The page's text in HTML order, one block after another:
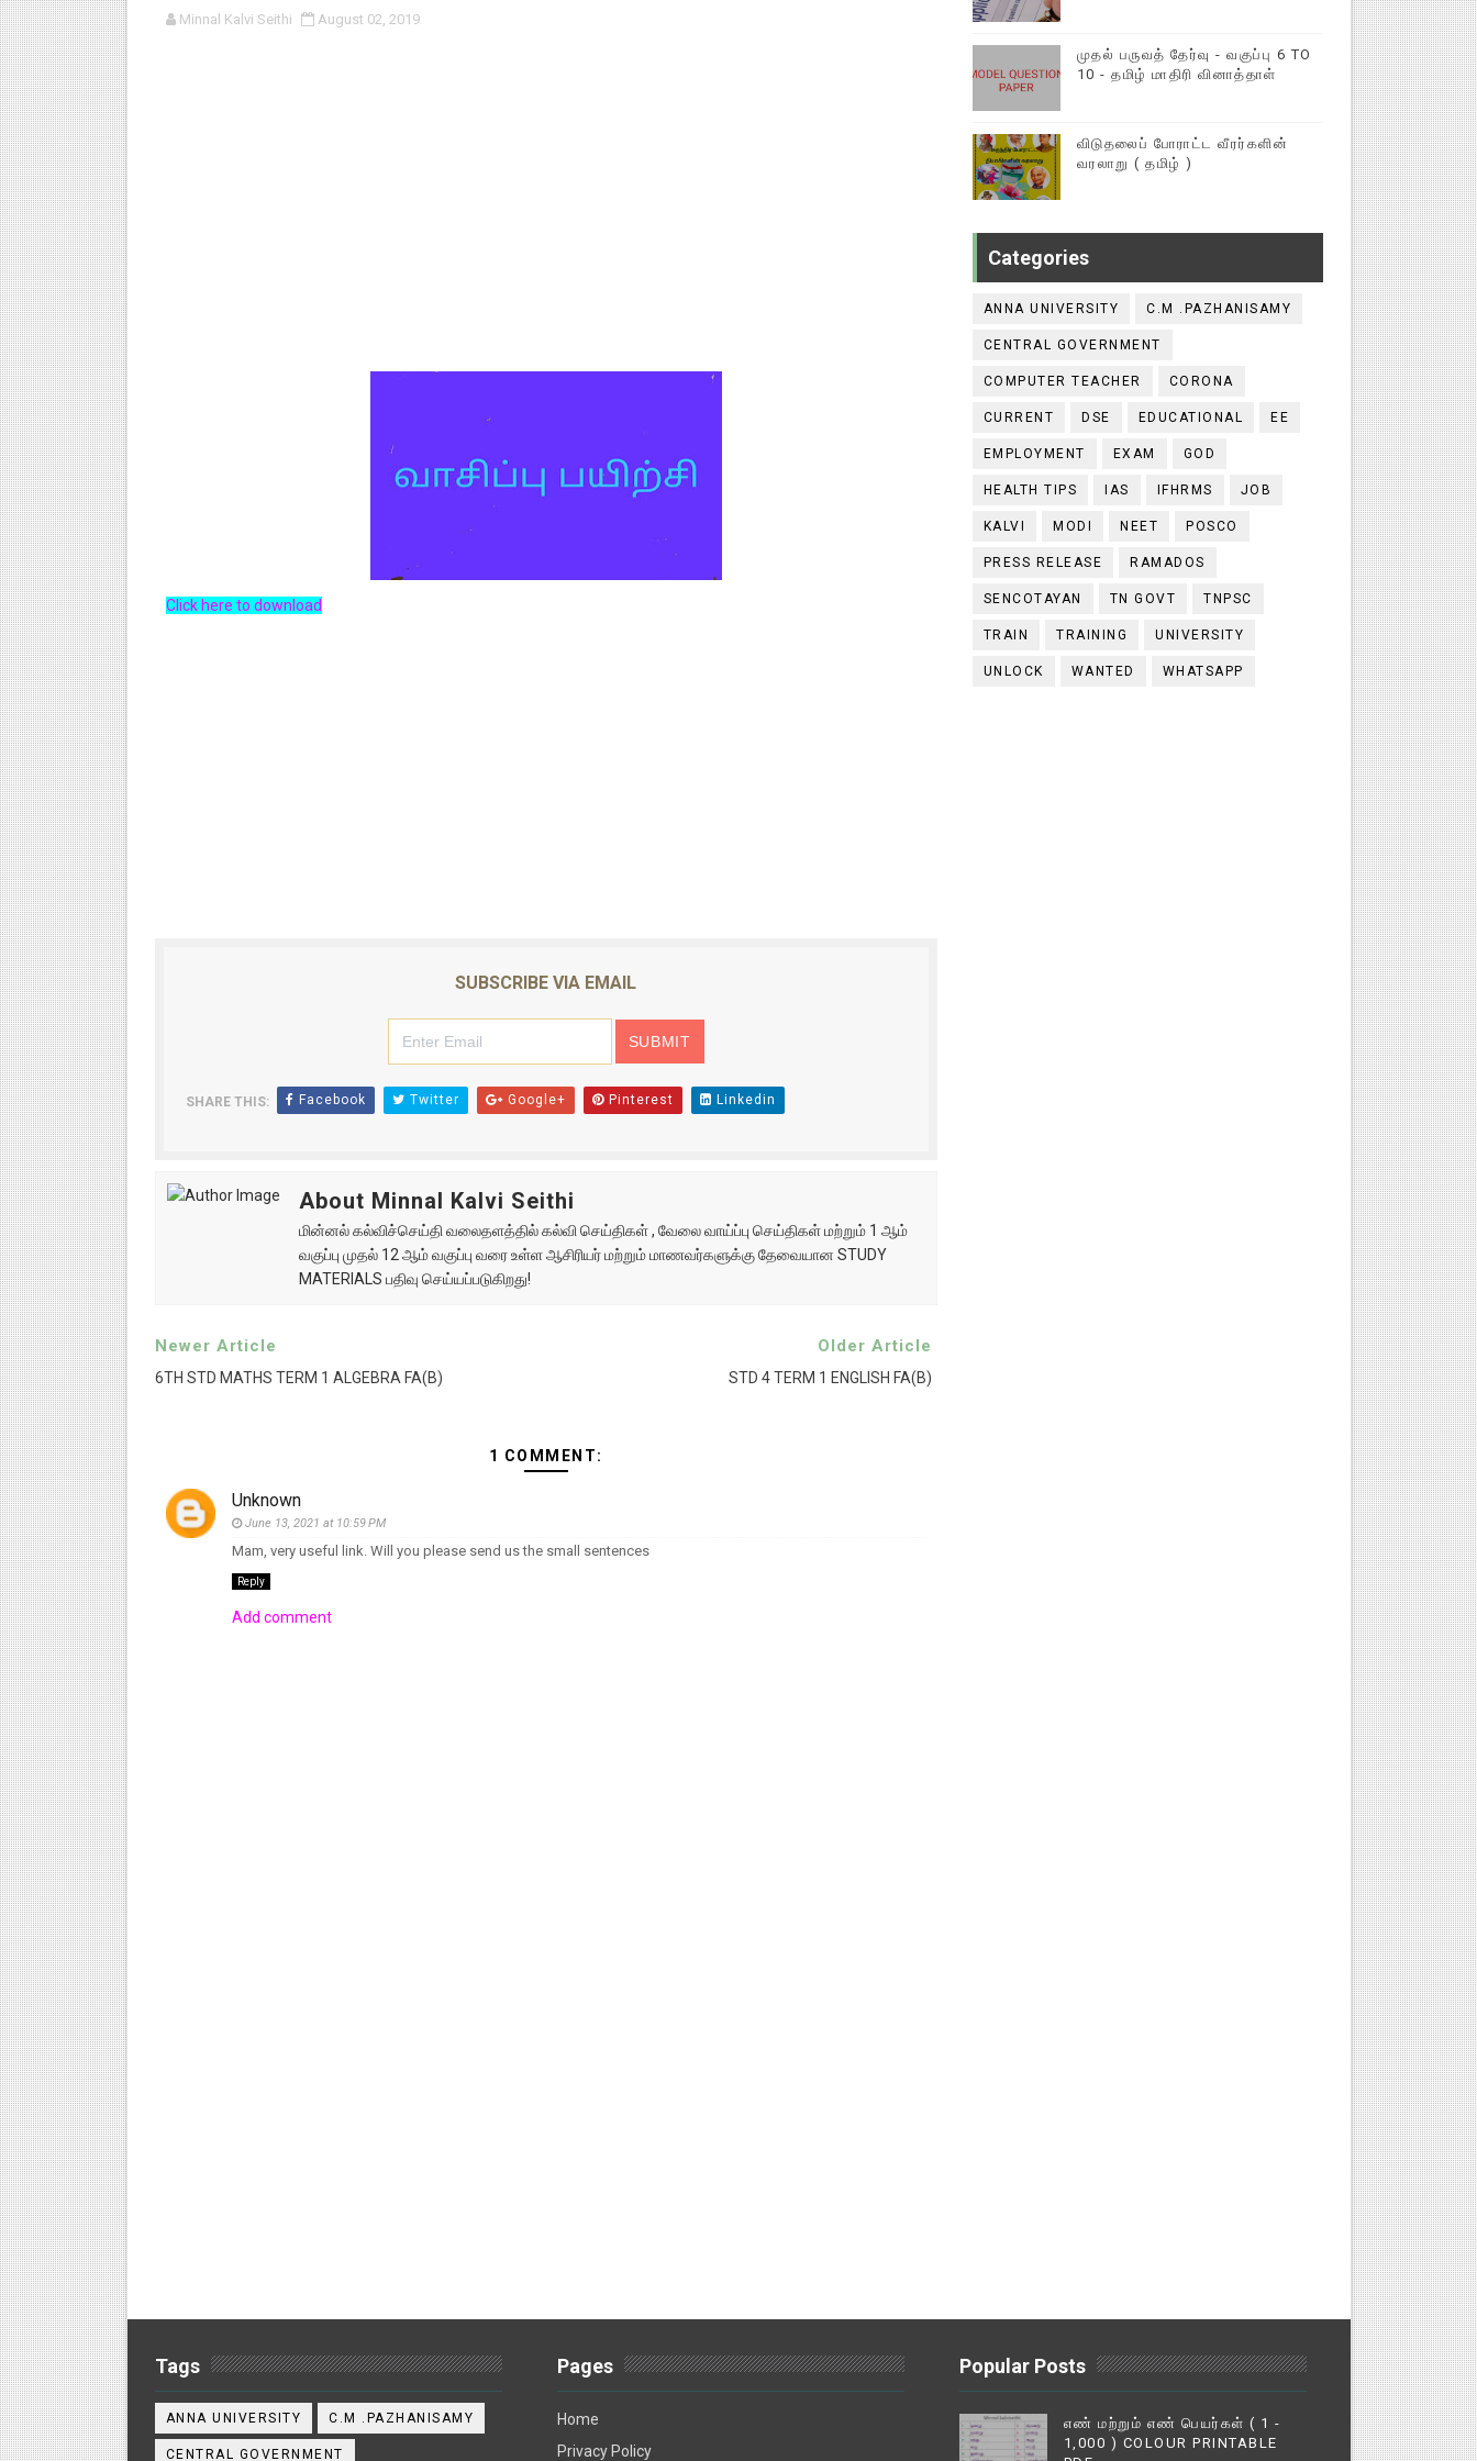
பள்ளி காலை வழிபாட்டுச் செயல்பாடுகள் - டிசம்பர் 17
Minnal Kalvi Seithi August 02, 2019
Click here to download
SUBSCRIBE VIA EMAIL
SHARE THIS: Facebook Twitter Google+ Pinterest Linkedin
About Minnal Kalvi Seithi
மின்னல் கல்விச்செய்தி வலைதளத்தில் கல்வி செய்திகள் , வேலை வாய்ப்பு செய்திகள் மற்றும் 1 ஆம்
வகுப்பு முதல் 12 ஆம் வகுப்பு வரை உள்ள ஆசிரியர் மற்றும் மாணவர்களுக்கு தேவையான STUDY
MATERIALS பதிவு செய்யப்படுகிறது!
Newer Article
6TH STD MATHS TERM 1 ALGEBRA FA(B)
Older Article
STD 4 TERM 1 ENGLISH FA(B)
1 COMMENT:
Unknown
June 13, 2021 at 10:59 PM
Mam, very useful link. Will you please send us the small sentences
Reply
Add comment
முதல் பருவத் தேர்வு - வகுப்பு 6 TO
10 - தமிழ் மாதிரி வினாத்தாள்
விடுதலைப் போராட்ட வீரர்களின்
வரலாறு ( தமிழ் )
Categories
ANNA UNIVERSITY C.M .PAZHANISAMY
CENTRAL GOVERNMENT
COMPUTER TEACHER CORONA
CURRENT DSE EDUCATIONAL EE
EMPLOYMENT EXAM GOD
HEALTH TIPS IAS IFHRMS JOB
KALVI MODI NEET POSCO
PRESS RELEASE RAMADOS
SENCOTAYAN TN GOVT TNPSC
TRAIN TRAINING UNIVERSITY
UNLOCK WANTED WHATSAPP
Tags
ANNA UNIVERSITY C.M .PAZHANISAMY
CENTRAL GOVERNMENT
Pages
Home
Privacy Policy
Popular Posts
எண் மற்றும் எண் பெயர்கள் ( 1 -
1,000 ) COLOUR PRINTABLE